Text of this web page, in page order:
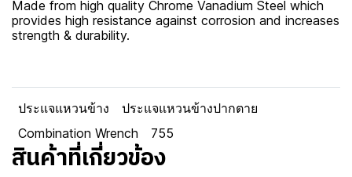
Made from high quality Chrome Vanadium Steel which
provides high resistance against corrosion and increases
strength & durability.
ประแจแหวนข้าง
ประแจแหวนข้างปากตาย
Combination Wrench
755
สินค้าที่เกี่ยวข้อง